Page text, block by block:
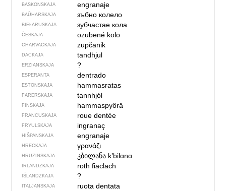
BASKONSKAJA engranaje
BAŬHARSKAJA зъбно колело
BIEŁARUSKAJA зубчастае кола
ČESKAJA ozubené kolo
CHARVACKAJA zupčanik
DACKAJA tandhjul
ERZIANSKAJA ?
ESPERANTA dentrado
ESTONSKAJA hammasratas
FARERSKAJA tannhjól
FINSKAJA hammaspyörä
FRANCUSKAJA roue dentée
FRYULSKAJA ingranaç
HIŠPANSKAJA engranaje
HRECKAJA γρανάζι
HRUZINSKAJA კბილანა kʼbilɑnɑ
IRLANDZKAJA roth fiaclach
IŚLANDZKAJA ?
ITALJANSKAJA ruota dentata